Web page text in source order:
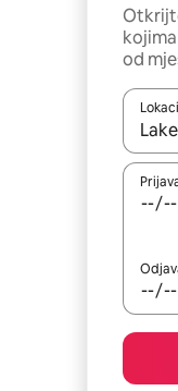
od
Kad